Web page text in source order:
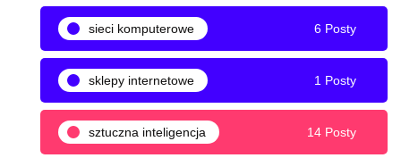
sieci komputerowe 6 Posty
sklepy internetowe 1 Posty
sztuczna inteligencja 14 Posty